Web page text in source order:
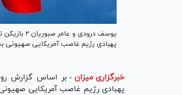
یوسف
پهبادی رژیم غاصب آمریکایی صهیونی
خبرگزاری میزان - بر اساس گزارش
پهبادی رژیم غاصب آمریکایی